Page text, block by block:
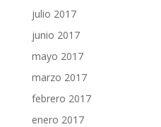
julio 2017
junio 2017
mayo 2017
marzo 2017
febrero 2017
enero 2017